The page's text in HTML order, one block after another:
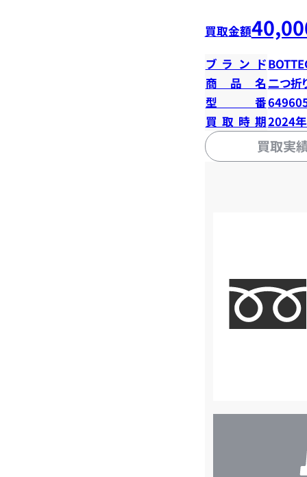
買取金額
ブランド
商品名二つ折
型番
買取時期2024
買取実